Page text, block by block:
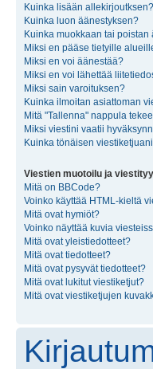
Kuinka lisään allekirjoutksen?
Kuinka luon äänestyksen?
Kuinka muokkaan tai poistan
Miksi en pääse tietyille
Miksi en voi äänestää?
Miksi en voi lähettää
Miksi sain varoituksen?
Kuinka ilmoitan asiattoman
Mitä "Tallenna" nappula
Miksi viestini vaatii
Kuinka tönäisen
Viestien muotoilu ja
Mitä on BBCode?
Voinko käyttää HTML-kieltä
Mitä ovat hymiöt?
Voinko näyttää kuvia
Mitä ovat yleistiedotteet?
Mitä ovat tiedotteet?
Mitä ovat pysyvät tiedotteet?
Mitä ovat lukitut viestiketjut?
Mitä ovat viestiketjujen